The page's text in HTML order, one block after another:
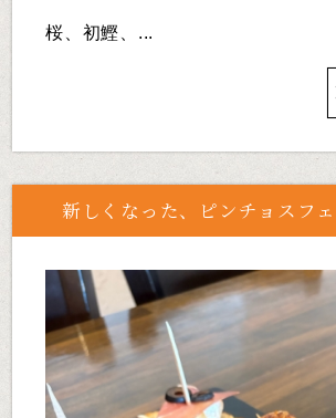
桜、初鰹、...
新しくなった、ピンチョスフェ